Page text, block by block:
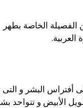
الفصيلة الخاصة بطهر
أفتراس البشر و التى
الأبيض و تتواحد